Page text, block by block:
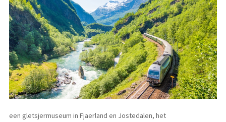
een gletsjermuseum in Fjaerland en Jostedalen, het